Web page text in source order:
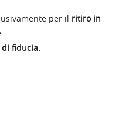
per il ritiro in
fiducia.